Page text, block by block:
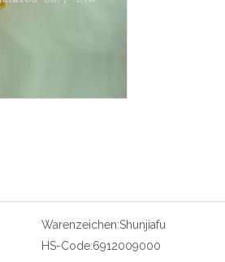
Warenzeichen:Shunjiafu
HS-Code:6912009000